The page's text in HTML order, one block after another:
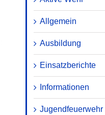
Allgemein
Ausbildung
Einsatzberichte
Informationen
Jugendfeuerwehr